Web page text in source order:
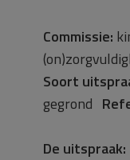
Commissie:
Soort
gegrond
De uitspraak: